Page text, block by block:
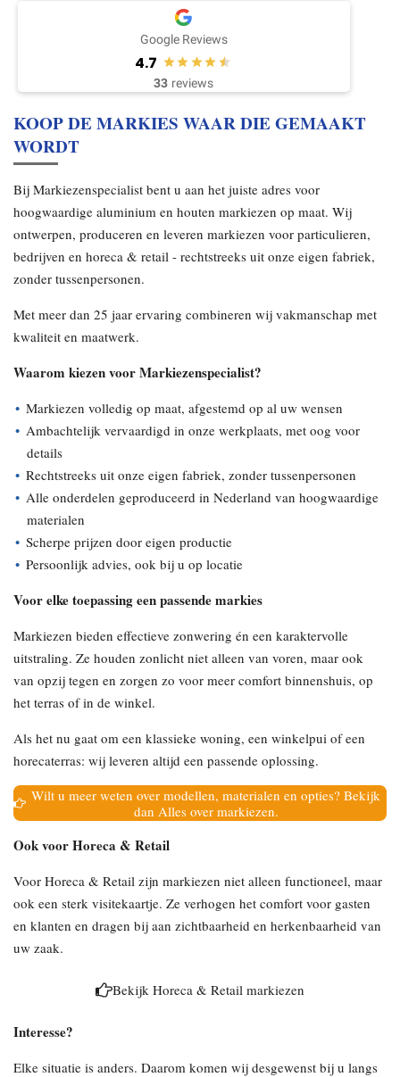
Google Reviews
4.7
33 reviews
KOOP DE MARKIES WAAR DIE GEMAAKT
WORDT
Bij Markiezenspecialist bent u aan het juiste adres voor
hoogwaardige aluminium en houten markiezen op maat. Wij
ontwerpen, produceren en leveren markiezen voor particulieren,
bedrijven en horeca & retail - rechtstreeks uit onze eigen fabriek,
zonder tussenpersonen.
Met meer dan 25 jaar ervaring combineren wij vakmanschap met
kwaliteit en maatwerk.
Waarom kiezen voor Markiezenspecialist?
Markiezen volledig op maat, afgestemd op al uw wensen
Ambachtelijk vervaardigd in onze werkplaats, met oog voor
details
Rechtstreeks uit onze eigen fabriek, zonder tussenpersonen
Alle onderdelen geproduceerd in Nederland van hoogwaardige
materialen
Scherpe prijzen door eigen productie
Persoonlijk advies, ook bij u op locatie
Voor elke toepassing een passende markies
Markiezen bieden effectieve zonwering én een karaktervolle
uitstraling. Ze houden zonlicht niet alleen van voren, maar ook
van opzij tegen en zorgen zo voor meer comfort binnenshuis, op
het terras of in de winkel.
Als het nu gaat om een klassieke woning, een winkelpui of een
horecaterras: wij leveren altijd een passende oplossing.
Wilt u meer weten over modellen, materialen en opties? Bekijk
dan Alles over markiezen.
Ook voor Horeca & Retail
Voor Horeca & Retail zijn markiezen niet alleen functioneel, maar
ook een sterk visitekaartje. Ze verhogen het comfort voor gasten
en klanten en dragen bij aan zichtbaarheid en herkenbaarheid van
uw zaak.
Bekijk Horeca & Retail markiezen
Interesse?
Elke situatie is anders. Daarom komen wij desgewenst bij u langs